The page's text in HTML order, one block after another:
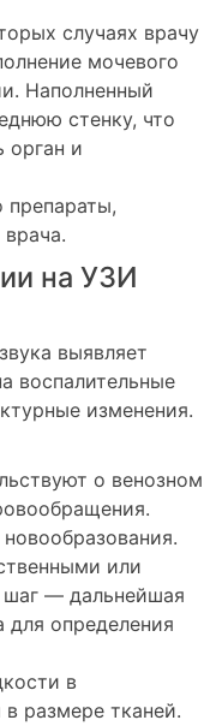
случаях врачу
мочевого
Наполненный
стенку, что
орган и
препараты,
на УЗИ
выявляет
воспалительные
изменения.
о венозном
или
— дальнейшая
для определения
в
размере тканей.